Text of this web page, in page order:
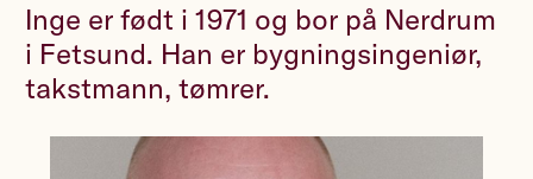
Inge er født i 1971 og bor på Nerdrum
i Fetsund. Han er bygningsingeniør,
takstmann, tømrer.